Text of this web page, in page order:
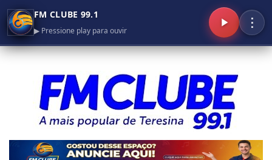
FM CLUBE 99.1
▶ Pressione play para ouvir
⋮